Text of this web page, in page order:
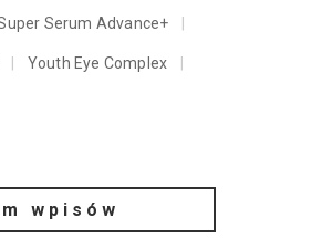
Serum Advance+
Youth Eye Complex
wpisów